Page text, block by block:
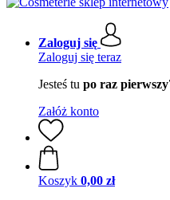
Zaloguj się
Zaloguj się teraz
Jesteś tu po raz
Załóż konto
Koszyk 0,00 zł